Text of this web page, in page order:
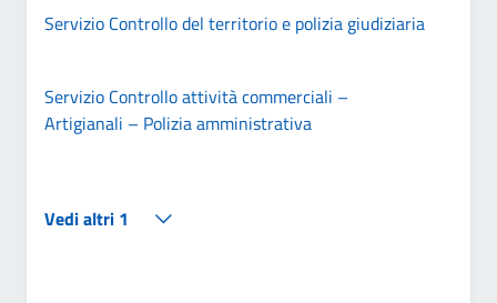
Servizio Controllo del territorio e polizia giudiziaria
Servizio Controllo attività commerciali –
Artigianali – Polizia amministrativa
Vedi altri 1